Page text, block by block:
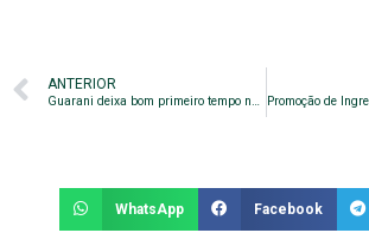
ANTERIOR
Guarani deixa bom primeiro tempo no vestiário e desperdiça redenção no dérbi
WhatsApp Facebook